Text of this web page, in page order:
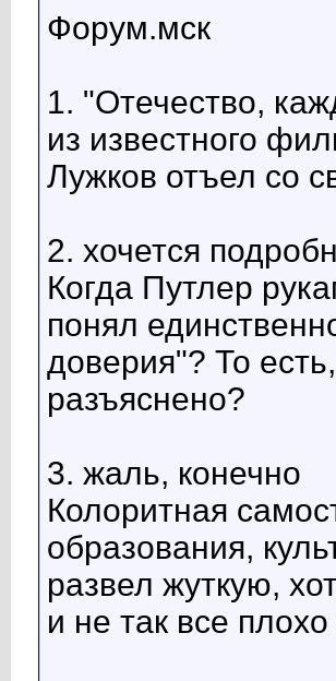
Форум.мск
1. "Отечество,
из известного
Лужков отъел со
2. хочется
Когда Путлер
понял
доверия"? То
разъяснено?
3. жаль, конечно
Колоритная
образования,
развел жуткую,
и не так все